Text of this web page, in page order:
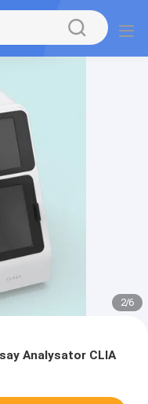
2/6
Analysator CLIA